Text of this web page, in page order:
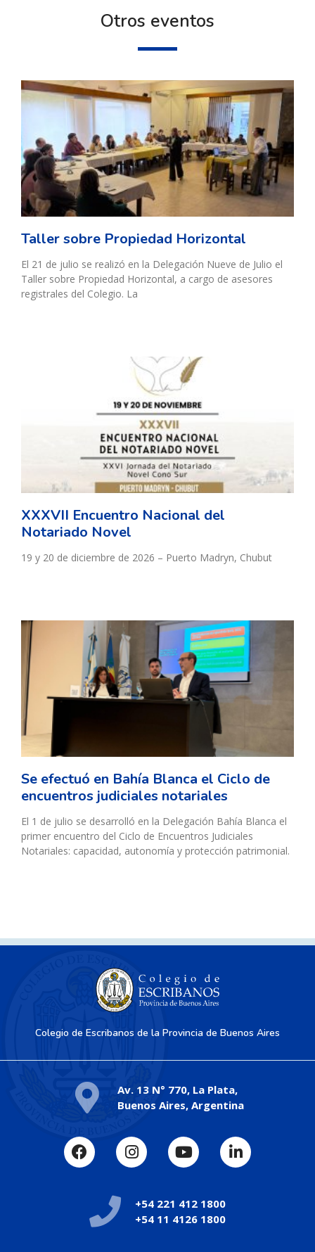
Otros eventos
Taller sobre Propiedad Horizontal
El 21 de julio se realizó en la Delegación Nueve de Julio el
Taller sobre Propiedad Horizontal, a cargo de asesores
registrales del Colegio. La
XXXVII Encuentro Nacional del
Notariado Novel
19 y 20 de diciembre de 2026 – Puerto Madryn, Chubut
Se efectuó en Bahía Blanca el Ciclo de
encuentros judiciales notariales
El 1 de julio se desarrolló en la Delegación Bahía Blanca el
primer encuentro del Ciclo de Encuentros Judiciales
Notariales: capacidad, autonomía y protección patrimonial.
Colegio de Escribanos de la Provincia de Buenos Aires
Av. 13 N° 770, La Plata,
Buenos Aires, Argentina
+54 221 412 1800
+54 11 4126 1800